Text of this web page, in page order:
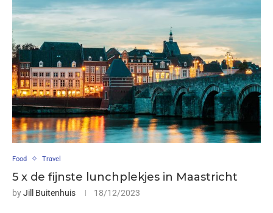
Food Travel
5 x de fijnste lunchplekjes in Maastricht
byJill Buitenhuis 18/12/2023